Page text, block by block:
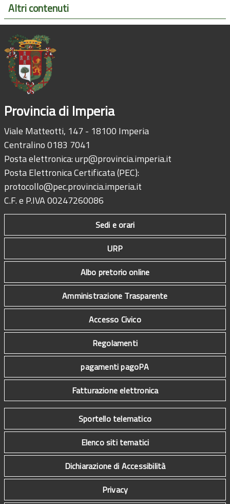
Altri contenuti
Provincia di Imperia
Viale Matteotti, 147 - 18100 Imperia
Centralino 0183 7041
Posta elettronica:urp@provincia.imperia.it
Posta Elettronica Certificata (PEC):
protocollo@pec.provincia.imperia.it
C.F. e P.IVA 00247260086
Sedi e orari
URP
Albo pretorio online
Amministrazione Trasparente
Accesso Civico
Regolamenti
pagamenti pagoPA
Fatturazione elettronica
Sportello telematico
Elenco siti tematici
Dichiarazione di Accessibilità
Privacy